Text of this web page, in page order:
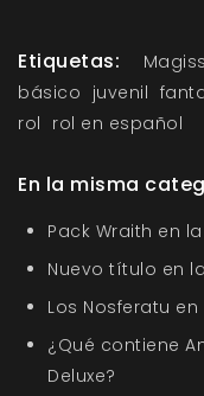
Etiquetas:
básico juvenil
rol rol en español
En la misma
Pack Wraith en
Nuevo título en
Los Nosferatu
¿Qué contiene
Deluxe?